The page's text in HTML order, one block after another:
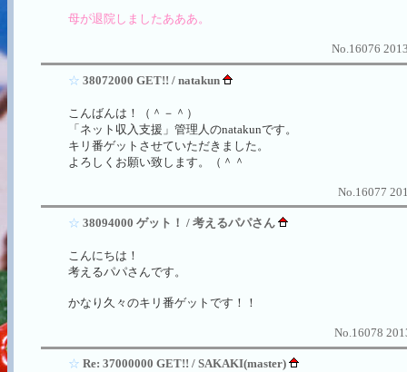
母が退院しましたあああ。
No.16076
☆ 38072000 GET!! / natakun
こんばんは！（＾－＾）
「ネット収入支援」管理人のnatakunです。
キリ番ゲットさせていただきました。
よろしくお願い致します。（＾＾
No.16077
☆ 38094000 ゲット！ / 考えるパパさん
こんにちは！
考えるパパさんです。
かなり久々のキリ番ゲットです！！
No.16078
☆ Re: 37000000 GET!! / SAKAKI(master)